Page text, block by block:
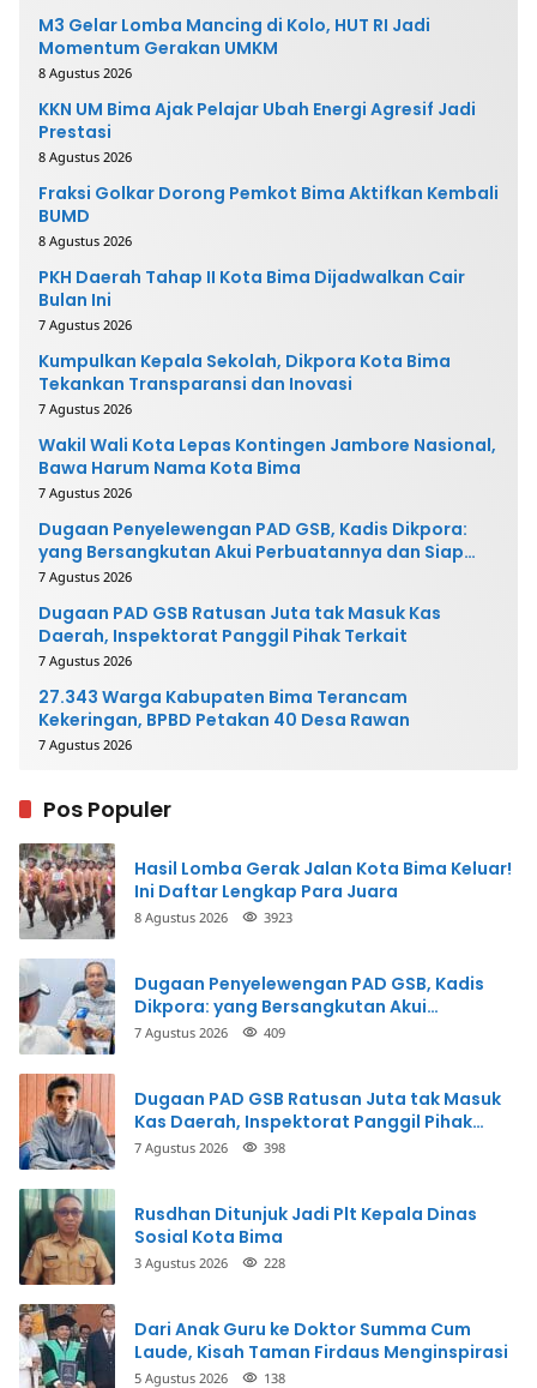
M3 Gelar Lomba Mancing di Kolo, HUT RI Jadi
Momentum Gerakan UMKM
8 Agustus 2026
KKN UM Bima Ajak Pelajar Ubah Energi Agresif Jadi
Prestasi
8 Agustus 2026
Fraksi Golkar Dorong Pemkot Bima Aktifkan Kembali
BUMD
8 Agustus 2026
PKH Daerah Tahap II Kota Bima Dijadwalkan Cair
Bulan Ini
7 Agustus 2026
Kumpulkan Kepala Sekolah, Dikpora Kota Bima
Tekankan Transparansi dan Inovasi
7 Agustus 2026
Wakil Wali Kota Lepas Kontingen Jambore Nasional,
Bawa Harum Nama Kota Bima
7 Agustus 2026
Dugaan Penyelewengan PAD GSB, Kadis Dikpora:
yang Bersangkutan Akui Perbuatannya dan Siap
Mengembalikan Uang
7 Agustus 2026
Dugaan PAD GSB Ratusan Juta tak Masuk Kas
Daerah, Inspektorat Panggil Pihak Terkait
7 Agustus 2026
27.343 Warga Kabupaten Bima Terancam
Kekeringan, BPBD Petakan 40 Desa Rawan
7 Agustus 2026
Pos Populer
Hasil Lomba Gerak Jalan Kota Bima Keluar!
Ini Daftar Lengkap Para Juara
8 Agustus 2026 3923
Dugaan Penyelewengan PAD GSB, Kadis
Dikpora: yang Bersangkutan Akui
Perbuatannya dan Siap Mengembalikan
7 Agustus 2026 409
Dugaan PAD GSB Ratusan Juta tak Masuk
Kas Daerah, Inspektorat Panggil Pihak
Terkait
7 Agustus 2026 398
Rusdhan Ditunjuk Jadi Plt Kepala Dinas
Sosial Kota Bima
3 Agustus 2026 228
Dari Anak Guru ke Doktor Summa Cum
Laude, Kisah Taman Firdaus Menginspirasi
5 Agustus 2026 138